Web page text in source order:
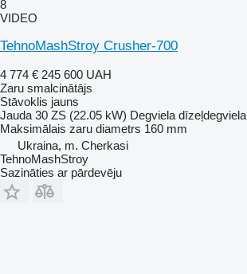
8
VIDEO
TehnoMashStroy Crusher-700
4 774 € 245 600 UAH
Zaru smalcinātājs
Stāvoklis jauns
Jauda 30 ZS (22.05 kW) Degviela dīzeļdegviela
Maksimālais zaru diametrs 160 mm
Ukraina, m. Cherkasi
TehnoMashStroy
Sazināties ar pārdevēju